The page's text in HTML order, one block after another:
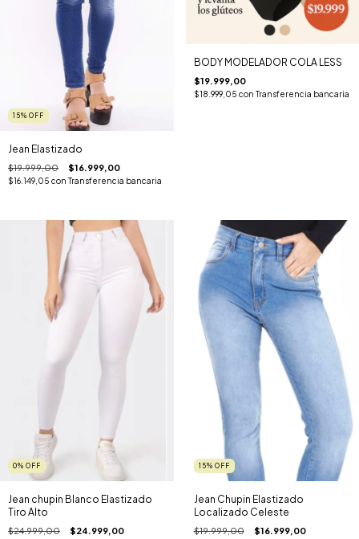
15% OFF
Jean Elastizado
$19.999,00 $16.999,00
$16.149,05 con Transferencia bancaria
BODY MODELADOR COLA LESS
$19.999,00
$18.999,05 con Transferencia bancaria
0% OFF
Jean chupin Blanco Elastizado
Tiro Alto
$24.999,00 $24.999,00
15% OFF
Jean Chupin Elastizado
Localizado Celeste
$19.999,00 $16.999,00